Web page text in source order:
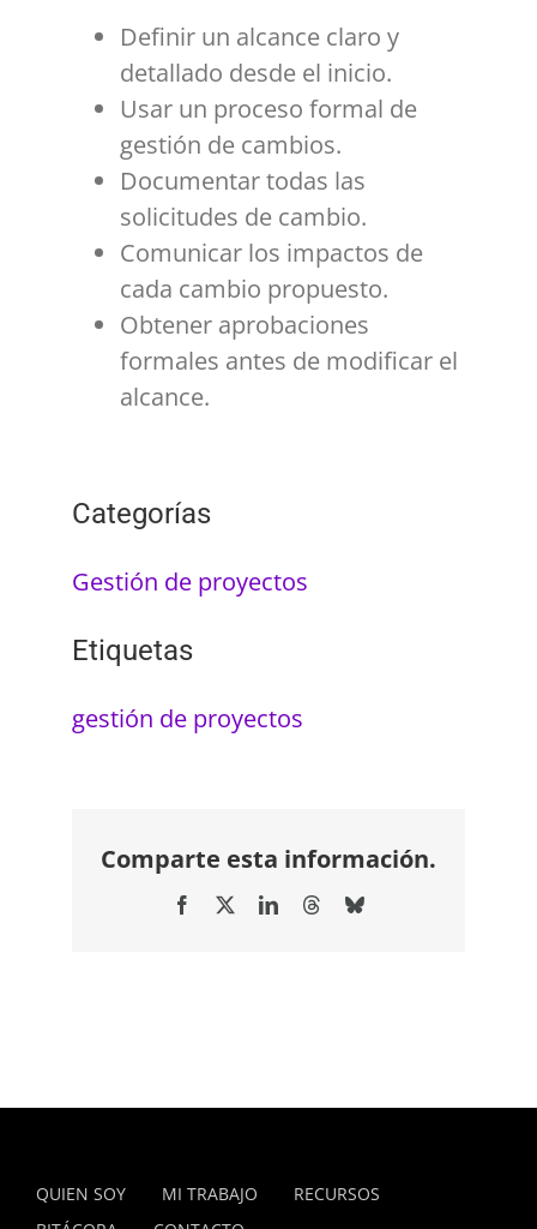
Definir un alcance claro y
detallado desde el inicio.
Usar un proceso formal de
gestión de cambios.
Documentar todas las
solicitudes de cambio.
Comunicar los impactos de
cada cambio propuesto.
Obtener aprobaciones
formales antes de modificar el
alcance.
Categorías
Gestión de proyectos
Etiquetas
gestión de proyectos
Comparte esta información.
Facebook LinkedInThreadsBluesky
QUIEN SOY MI TRABAJO
RECURSOS